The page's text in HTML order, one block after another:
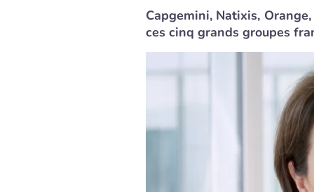
Capgemini, Natixis,
ces cinq grands groupes